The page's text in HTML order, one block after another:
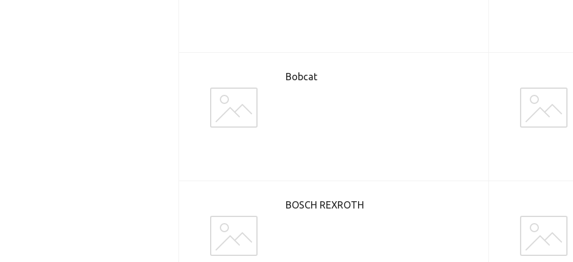
Bobcat
BOSCH REXROTH